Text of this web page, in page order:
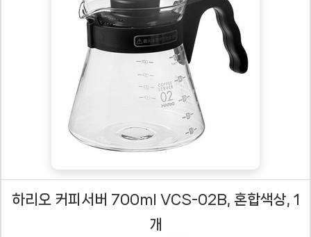
하리오 커피서버 700ml VCS-02B, 혼합색상, 1
개